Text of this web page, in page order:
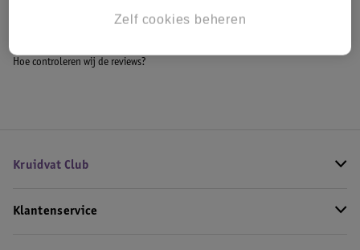
Alle Ontharingscreme, wax en hars
Hoe controleren wij de reviews?
Kruidvat Club
Klantenservice
Zelf cookies beheren